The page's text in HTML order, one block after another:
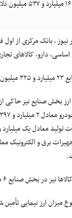
اساسی، دارو، کالاهای
است.
و ۲۷۷ میلیون دلار ارز نیمایی دریافت کرده است.
میزان ارز نیمایی تأمین